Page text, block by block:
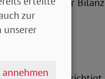
zur
unserer